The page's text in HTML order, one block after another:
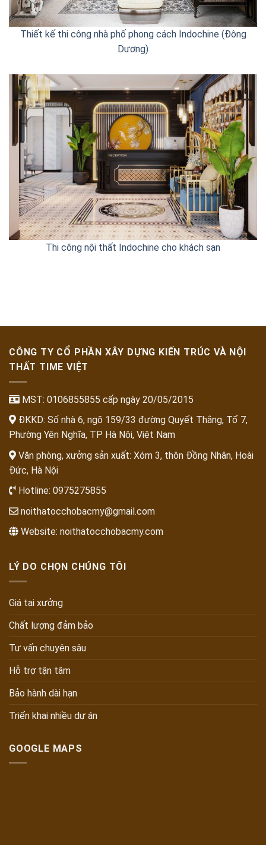
Thiết kế thi công nhà phố phong cách Indochine (Đông
Dương)
Thi công nội thất Indochine cho khách sạn
CÔNG TY CỔ PHẦN XÂY DỰNG KIẾN TRÚC VÀ NỘI
THẤT TIME VIỆT
MST: 0106855855 cấp ngày 20/05/2015
ĐKKD: Số nhà 6, ngõ 159/33 đường Quyết Thắng, Tổ 7,
Phường Yên Nghĩa, TP Hà Nội, Việt Nam
Văn phòng, xưởng sản xuất: Xóm 3, thôn Đồng Nhân, Hoài
Đức, Hà Nội
Hotline: 0975275855
noithatocchobacmy@gmail.com
Website: noithatocchobacmy.com
LÝ DO CHỌN CHÚNG TÔI
Giá tại xưởng
Chất lượng đảm bảo
Tư vấn chuyên sâu
Hỗ trợ tận tâm
Bảo hành dài hạn
Triển khai nhiều dự án
GOOGLE MAPS